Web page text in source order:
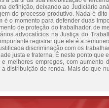
definição, deixando ao Judiciário
do processo produtivo. Nada é
é o momento para defender duas
de proteção do trabalhador, de
advocatícios na Justiça do
registrar que ele é a
discriminação com os
justa e fraterna. É neste ponto
melhores empregos, com
distribuição de renda. Mais do que